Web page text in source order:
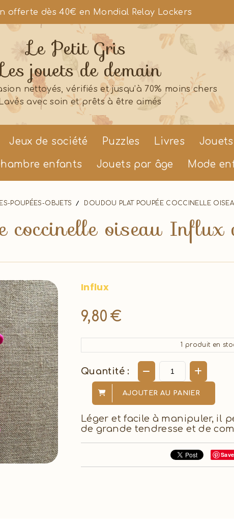
offerte dès 40€ en Mondial Relay Lockers
Le Petit Gris
jouets de demain
nettoyés, vérifiés et jusqu’à 70% moins chers
Lavés avec soin et prêts à être aimés
Jeux de société Puzzles Livres
enfants Jouets par âge Mode
POUPÉES-OBJETS DOUDOU PLAT POUPÉE COCCINELLE
coccinelle oiseau Influx
Influx
9,80 €
1 produit en
Quantité :
AJOUTER AU PANIER
Léger et facile à manipuler, il
de grande tendresse et de
Save